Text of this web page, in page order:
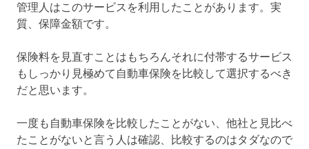
管理人はこのサービスを利用したことがあります。実
質、保障金額です。
保険料を見直すことはもちろんそれに付帯するサービス
もしっかり見極めて自動車保険を比較して選択するべき
だと思います。
一度も自動車保険を比較したことがない、他社と見比べ
たことがないと言う人は確認、比較するのはタダなので